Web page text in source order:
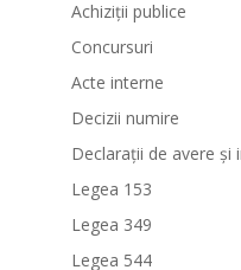
Achiziții publice
Concursuri
Acte interne
Decizii numire
Declarații de avere și
Legea 153
Legea 349
Legea 544